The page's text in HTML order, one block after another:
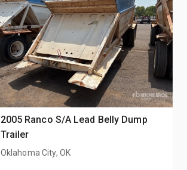
2005 Ranco S/A Lead Belly Dump
Trailer
Oklahoma City, OK